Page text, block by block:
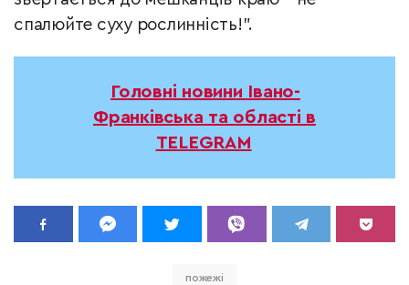
спалюйте суху рослинність!”.
Головні новини Івано-
Франківська та області в
TELEGRAM
пожежі